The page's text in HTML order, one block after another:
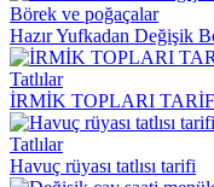
Börek ve poğaçalar
Hazır Yufkadan Değişik
Tatlılar
İRMİK TOPLARI
Tatlılar
Havuç rüyası tatlısı tarifi